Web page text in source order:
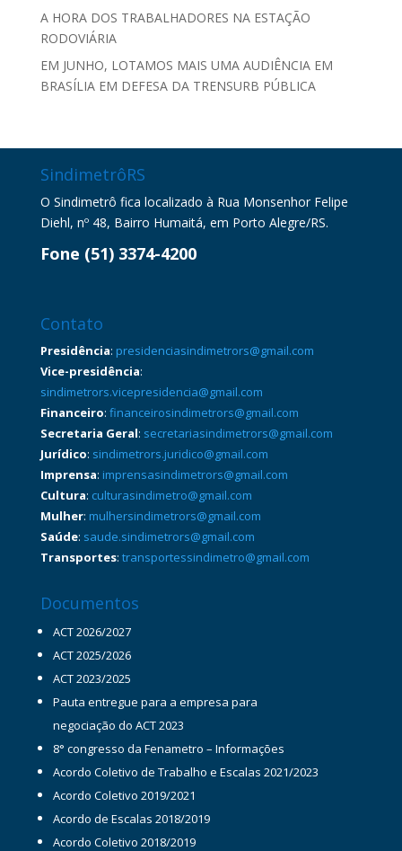
A HORA DOS TRABALHADORES NA ESTAÇÃO
RODOVIÁRIA
EM JUNHO, LOTAMOS MAIS UMA AUDIÊNCIA EM
BRASÍLIA EM DEFESA DA TRENSURB PÚBLICA
SindimetrôRS
O Sindimetrô fica localizado à Rua Monsenhor Felipe
Diehl, nº 48, Bairro Humaitá, em Porto Alegre/RS.
Fone (51) 3374-4200
Contato
Presidência: presidenciasindimetrors@gmail.com
Vice-presidência:
sindimetrors.vicepresidencia@gmail.com
Financeiro: financeirosindimetrors@gmail.com
Secretaria Geral: secretariasindimetrors@gmail.com
Jurídico: sindimetrors.juridico@gmail.com
Imprensa: imprensasindimetrors@gmail.com
Cultura: culturasindimetro@gmail.com
Mulher: mulhersindimetrors@gmail.com
Saúde: saude.sindimetrors@gmail.com
Transportes: transportessindimetro@gmail.com
Documentos
ACT 2026/2027
ACT 2025/2026
ACT 2023/2025
Pauta entregue para a empresa para
negociação do ACT 2023
8° congresso da Fenametro – Informações
Acordo Coletivo de Trabalho e Escalas 2021/2023
Acordo Coletivo 2019/2021
Acordo de Escalas 2018/2019
Acordo Coletivo 2018/2019